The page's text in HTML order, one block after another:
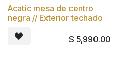
Acatic mesa de centro
negra // Exterior techado
$ 5,990.00